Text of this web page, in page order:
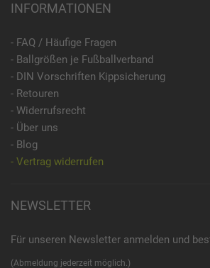
INFORMATIONEN
- FAQ / Häufige Fragen
- Ballgrößen je Fußballverband
- DIN Vorschriften Kippsicherung
- Retouren
- Widerrufsrecht
- Über uns
- Blog
- Vertrag widerrufen
NEWSLETTER
Für unseren Newsletter anmelden und
(Abmeldung jederzeit möglich.)